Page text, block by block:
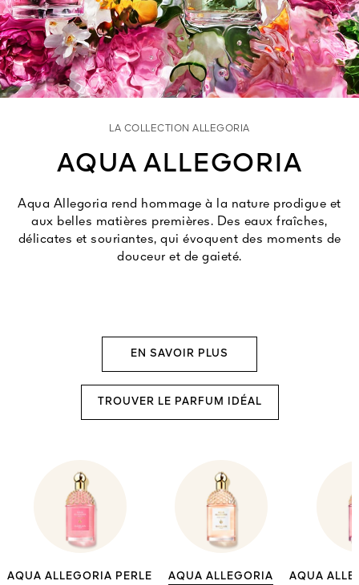
Tout voir
LA COLLECTION ALLEGORIA
AQUA ALLEGORIA
Aqua Allegoria rend hommage à la nature prodigue et
aux belles matières premières. Des eaux fraîches,
délicates et souriantes, qui évoquent des moments de
douceur et de gaieté.
EN SAVOIR PLUS
TROUVER LE PARFUM IDÉAL
AQUA ALLEGORIA PERLE AQUA ALLEGORIA AQUA